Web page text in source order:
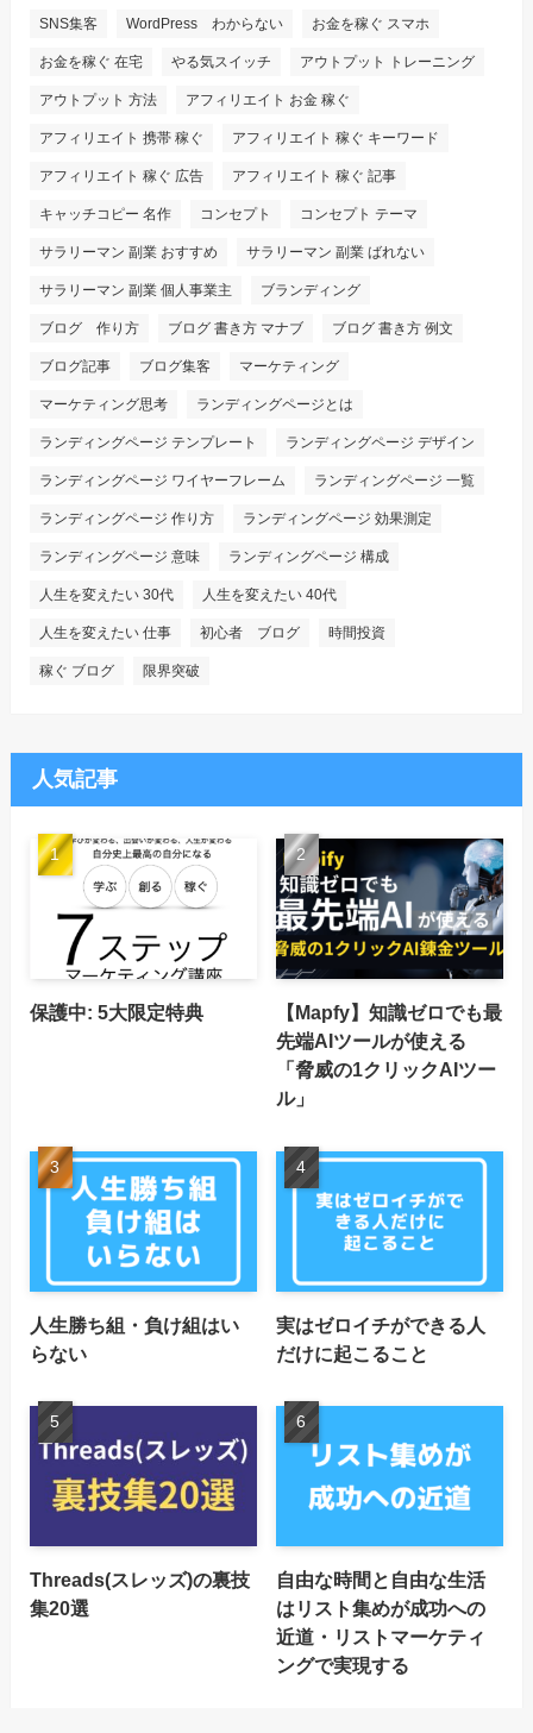
SNS集客 WordPress わからない お金を稼ぐ スマホ
お金を稼ぐ 在宅 やる気スイッチ アウトプット トレーニング
アウトプット 方法 アフィリエイト お金 稼ぐ
アフィリエイト 携帯 稼ぐ アフィリエイト 稼ぐ キーワード
アフィリエイト 稼ぐ 広告 アフィリエイト 稼ぐ 記事
キャッチコピー 名作 コンセプト コンセプト テーマ
サラリーマン 副業 おすすめ サラリーマン 副業 ばれない
サラリーマン 副業 個人事業主 ブランディング
ブログ 作り方 ブログ 書き方 マナブ ブログ 書き方 例文
ブログ記事 ブログ集客 マーケティング
マーケティング思考 ランディングページとは
ランディングページ テンプレート ランディングページ デザイン
ランディングページ ワイヤーフレーム ランディングページ 一覧
ランディングページ 作り方 ランディングページ 効果測定
ランディングページ 意味 ランディングページ 構成
人生を変えたい 30代 人生を変えたい 40代
人生を変えたい 仕事 初心者 ブログ 時間投資
稼ぐ ブログ 限界突破
人気記事
保護中: 5大限定特典
【Mapfy】知識ゼロでも最
先端AIツールが使える
「脅威の1クリックAIツー
ル」
人生勝ち組・負け組はい
らない
実はゼロイチができる人
だけに起こること
Threads(スレッズ)の裏技
集20選
自由な時間と自由な生活
はリスト集めが成功への
近道・リストマーケティ
ングで実現する